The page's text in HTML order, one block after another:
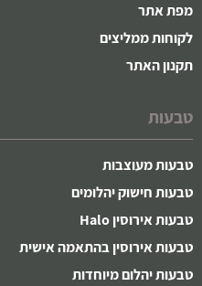
מפת אתר
לקוחות ממליצים
תקנון האתר
טבעות
טבעות מעוצבות
טבעות חישוק יהלומים
טבעות אירוסין Halo
טבעות אירוסין בהתאמה אישית
טבעות יהלום מיוחדות